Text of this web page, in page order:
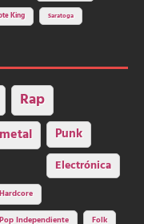
King Saratoga
Rap
Punk
Electrónica
Hardcore
Pop Independiente Folk